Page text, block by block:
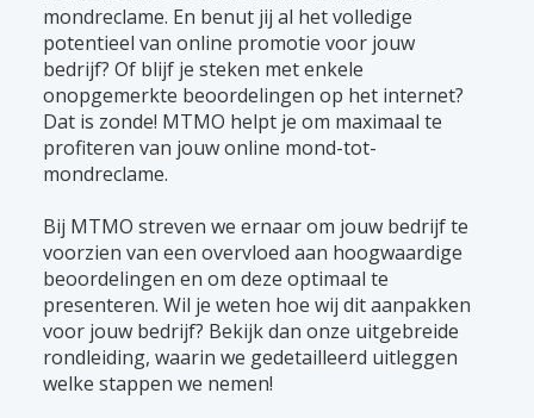
mondreclame. En benut jij al het volledige
potentieel van online promotie voor jouw
bedrijf? Of blijf je steken met enkele
onopgemerkte beoordelingen op het internet?
Dat is zonde! MTMO helpt je om maximaal te
profiteren van jouw online mond-tot-
mondreclame.
Bij MTMO streven we ernaar om jouw bedrijf te
voorzien van een overvloed aan hoogwaardige
beoordelingen en om deze optimaal te
presenteren. Wil je weten hoe wij dit aanpakken
voor jouw bedrijf? Bekijk dan onze uitgebreide
rondleiding, waarin we gedetailleerd uitleggen
welke stappen we nemen!